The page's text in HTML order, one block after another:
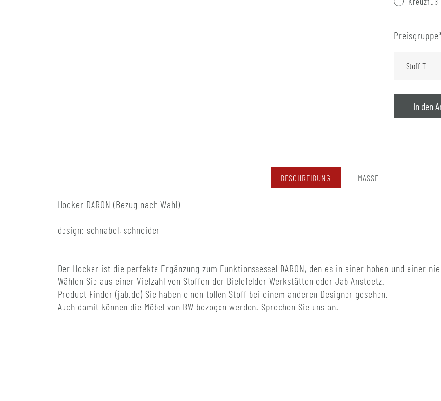
Preisgruppe
In den
BESCHREIBUNG MASSE
Hocker DARON (Bezug nach Wahl)
design: schnabel, schneider
Der Hocker ist die perfekte Ergänzung zum Funktionssessel DARON, den es in einer hohen und einer
Wählen Sie aus einer Vielzahl von Stoffen der Bielefelder Werkstätten oder Jab Anstoetz.
Product Finder (jab.de) Sie haben einen tollen Stoff bei einem anderen Designer gesehen.
Auch damit können die Möbel von BW bezogen werden. Sprechen Sie uns an.